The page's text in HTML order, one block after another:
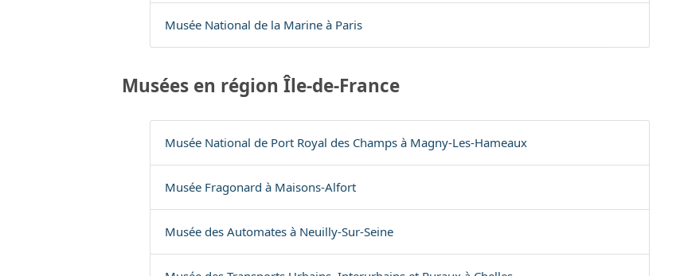
Musée National de la Marine à Paris
Musées en région Île-de-France
Musée National de Port Royal des Champs à Magny-Les-Hameaux
Musée Fragonard à Maisons-Alfort
Musée des Automates à Neuilly-Sur-Seine